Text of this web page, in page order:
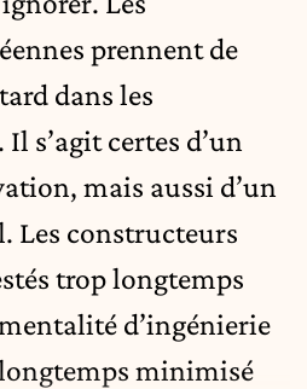
prennent de
dans les
s’agit certes d’un
mais aussi d’un
Les constructeurs
trop longtemps
d’ingénierie
minimisé